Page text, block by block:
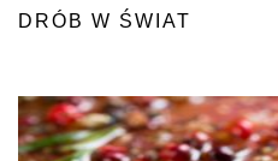
DRÓB W ŚWIAT